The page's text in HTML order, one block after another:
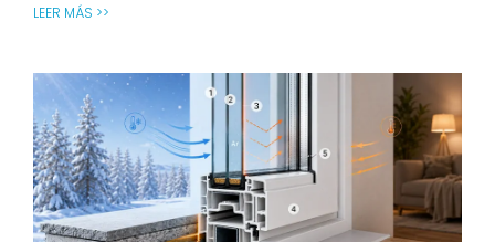
LEER MÁS >>